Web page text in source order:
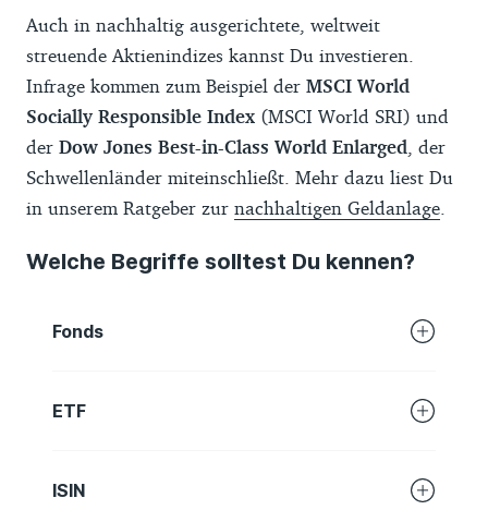
unseren Empfehlungen für
Wertpapierdepots gehöre.
Auch in nachhaltig ausgerichtete, weltweit
streuende Aktienindizes kannst Du investieren.
Infrage kommen zum Beispiel der MSCI World
Socially Responsible Index (MSCI World SRI) und
der Dow Jones Best-in-Class World Enlarged , der
Schwellenländer miteinschließt. Mehr dazu liest Du
in unserem Ratgeber zur nachhaltigen Geldanlage
Welche Begriffe solltest Du kennen?
Fonds
weitere Wertpapiere stecken. Du kaufst
von Nvidia, BMW oder Sony, sondern einen
ETF
Spezialform eines Fonds. ETFs folgen häufig
ISIN